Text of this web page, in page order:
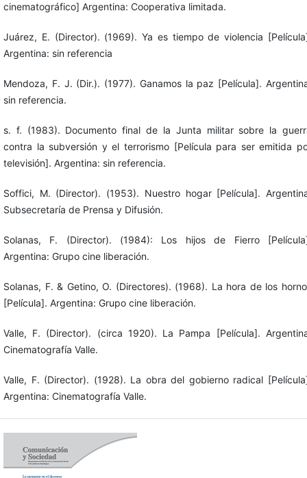
cinematográfico] Argentina: Cooperativa limitada.
Juárez, E. (Director). (1969). Ya es tiempo de violencia
Argentina: sin referencia
Mendoza, F. J. (Dir.). (1977). Ganamos la paz [Película].
sin referencia.
s. f. (1983). Documento final de la Junta militar sobre la
contra la subversión y el terrorismo [Película para ser emitida
televisión]. Argentina: sin referencia.
Soffici, M. (Director). (1953). Nuestro hogar [Película].
Subsecretaría de Prensa y Difusión.
Solanas, F. (Director). (1984): Los hijos de Fierro
Argentina: Grupo cine liberación.
Solanas, F. & Getino, O. (Directores). (1968). La hora de los
[Película]. Argentina: Grupo cine liberación.
Valle, F. (Director). (circa 1920). La Pampa [Película].
Cinematografía Valle.
Valle, F. (Director). (1928). La obra del gobierno radical
Argentina: Cinematografía Valle.